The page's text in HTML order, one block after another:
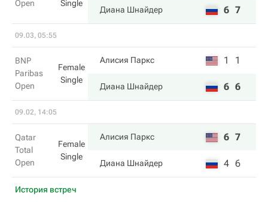
Open
Single
Диана Шнайдер 6 7
09.03, 05:55
BNP
Paribas
Open
Female
Single
Алисия Паркс 1 1
Диана Шнайдер 6 6
09.02, 14:05
Qatar
Total
Open
Female
Single
Алисия Паркс 6 7
Диана Шнайдер 4 6
История встреч